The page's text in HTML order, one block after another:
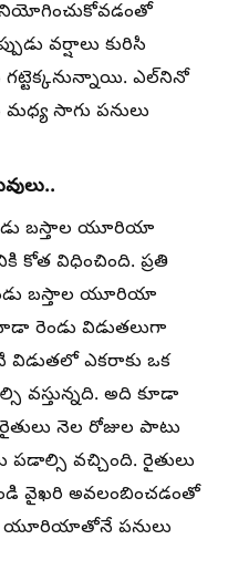
వర్షాలు కురిసి
ఎల్‌నినో
సాగు పనులు
బస్తాల యూరియా
కోత విధించింది. ప్రతి
బస్తాల యూరియా
రెండు విడుతలుగా
విడుతలో ఎకరాకు ఒక
వస్తున్నది. అది కూడా
నెల రోజుల పాటు
వచ్చింది. రైతులు
వైఖరి అవలంబించడంతో
యూరియాతోనే పనులు